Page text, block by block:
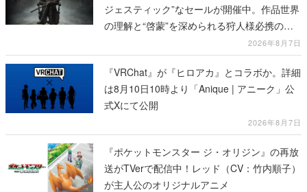
ジェスティック”なセールが開催中。作品世界
の理解と“啓蒙”を深められる狩人様必携の一
2026年8月7日
『VRChat』が『ヒロアカ』とコラボか。詳細
は8月10日10時より「Anique | アニーク」公
式Xにて公開
2026年8月7日
『ポケットモンスター ジ・オリジン』の再放
送がTVerで配信中！レッド（CV：竹内順子）
が主人公のオリジナルアニメ